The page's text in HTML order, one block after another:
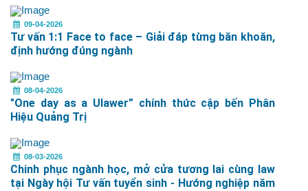
09-04-2026
Tư vấn 1:1 Face to face – Giải đáp từng băn khoăn,
định hướng đúng ngành
08-04-2026
"One day as a Ulawer” chính thức cập bến Phân
Hiệu Quảng Trị
08-03-2026
Chinh phục ngành học, mở cửa tương lai cùng law
tại Ngày hội Tư vấn tuyển sinh - Hướng nghiệp năm